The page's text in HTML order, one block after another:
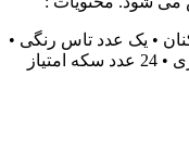
6عدد کارت بازیکنان • یک عدد تاس رنگی •